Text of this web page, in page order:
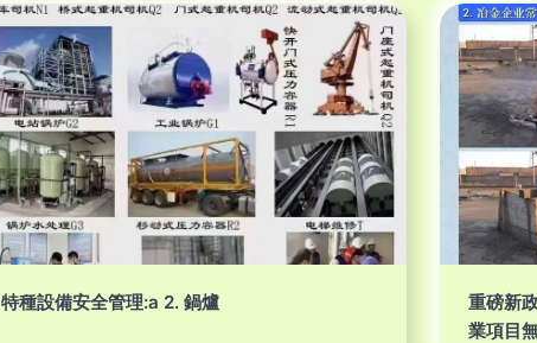
特種設備安全管理:a 2. 鍋爐
重磅新
業項目